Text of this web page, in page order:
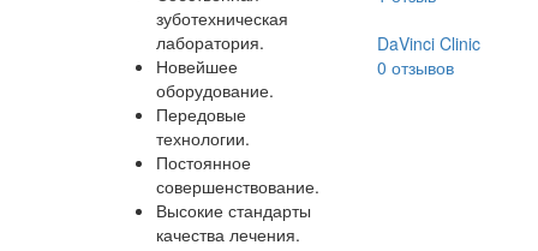
зуботехническая
лаборатория.
Новейшее
оборудование.
Передовые
технологии.
Постоянное
совершенствование.
Высокие стандарты
качества лечения.
DaVinci Clinic
0 отзывов